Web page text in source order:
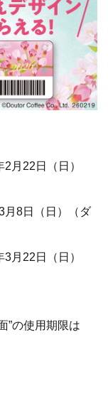
月22日（日）
8日（日）（ダ
月22日（日）
”の使用期限は